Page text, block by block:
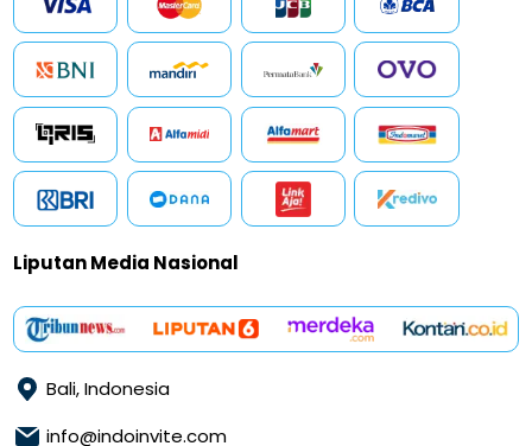
Liputan Media Nasional
Bali, Indonesia
info@indoinvite.com